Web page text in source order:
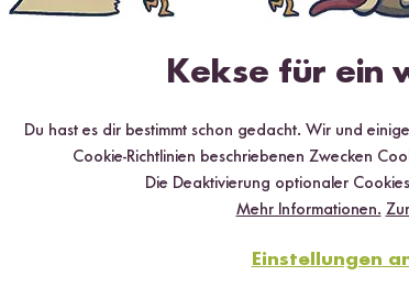
Knoblauchzehe
Kekse für ein
Du hast es dir bestimmt schon gedacht. Wir und
Cookie-Richtlinien beschriebenen Zwecken
Die Deaktivierung optionaler
Mehr Informationen.
Einstellungen